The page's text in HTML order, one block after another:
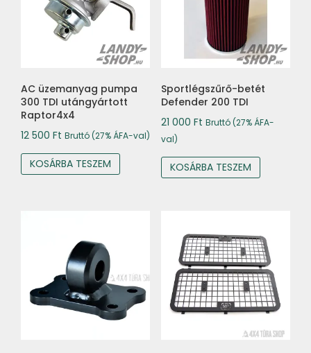
AC üzemanyag pumpa
300 TDI utángyártott
Raptor4x4
12 500 Ft Bruttó (27% ÁFA-val)
KOSÁRBA TESZEM
Sportlégszűrő-betét
Defender 200 TDI
21 000 Ft Bruttó (27% ÁFA-
val)
KOSÁRBA TESZEM